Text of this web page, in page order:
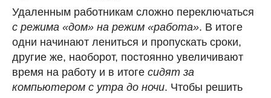
Удаленным работникам сложно переключаться
с режима «дом» на режим «работа». В итоге
одни начинают лениться и пропускать сроки,
другие же, наоборот, постоянно увеличивают
время на работу и в итоге сидят за
компьютером с утра до ночи. Чтобы решить